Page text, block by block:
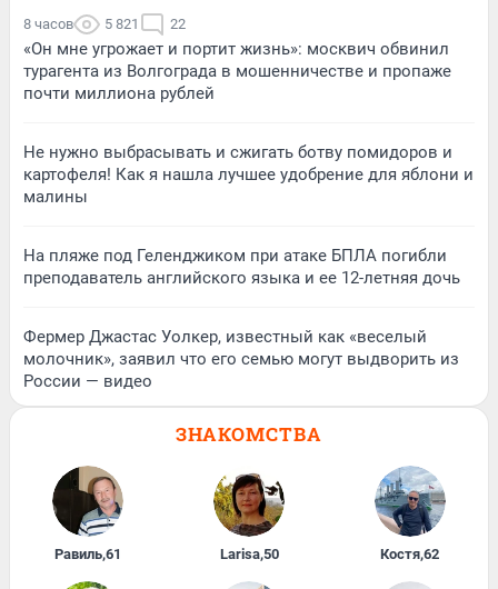
8 часов 5 821 22
«Он мне угрожает и портит жизнь»: москвич обвинил
турагента из Волгограда в мошенничестве и пропаже
почти миллиона рублей
Не нужно выбрасывать и сжигать ботву помидоров и
картофеля! Как я нашла лучшее удобрение для яблони и
малины
На пляже под Геленджиком при атаке БПЛА погибли
преподаватель английского языка и ее 12-летняя дочь
Фермер Джастас Уолкер, известный как «веселый
молочник», заявил что его семью могут выдворить из
России — видео
ЗНАКОМСТВА
Равиль,61 Larisa,50 Костя,62